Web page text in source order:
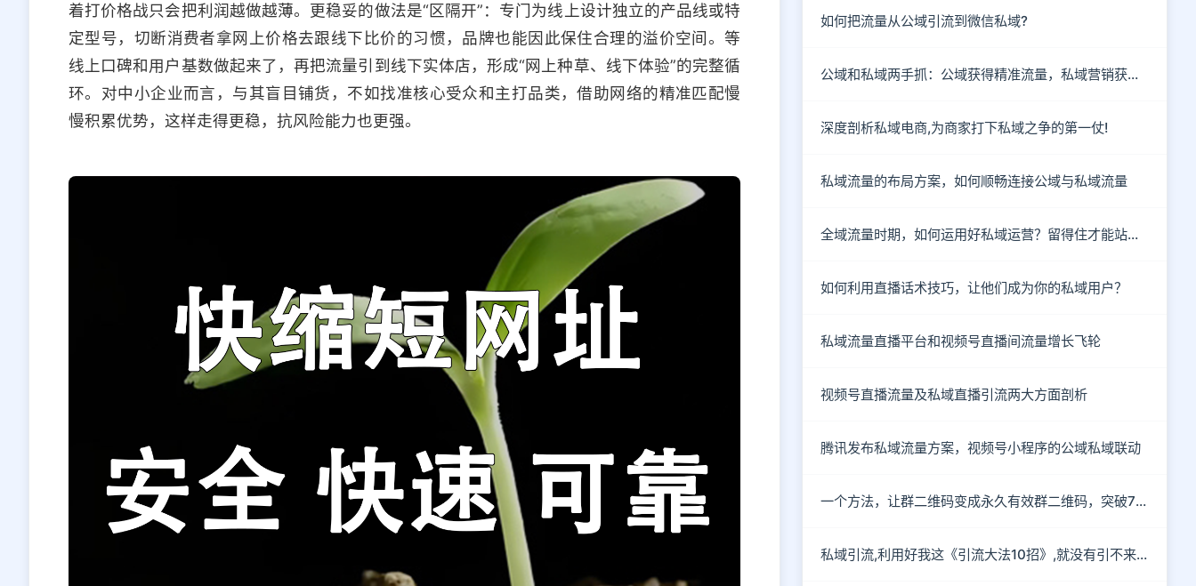
着打价格战只会把利润越做越薄。更稳妥的做法是“区隔开”：专门为线上设计独立的产品线或特
定型号，切断消费者拿网上价格去跟线下比价的习惯，品牌也能因此保住合理的溢价空间。等
线上口碑和用户基数做起来了，再把流量引到线下实体店，形成“网上种草、线下体验”的完整循
环。对中小企业而言，与其盲目铺货，不如找准核心受众和主打品类，借助网络的精准匹配慢
慢积累优势，这样走得更稳，抗风险能力也更强。
如何把流量从公域引流到微信私域?
公域和私域两手抓：公域获得精准流量，私域营销获客成单
深度剖析私域电商,为商家打下私域之争的第一仗!
私域流量的布局方案，如何顺畅连接公域与私域流量
全域流量时期，如何运用好私域运营？留得住才能站得住！
如何利用直播话术技巧，让他们成为你的私域用户？
私域流量直播平台和视频号直播间流量增长飞轮
视频号直播流量及私域直播引流两大方面剖析
腾讯发布私域流量方案，视频号小程序的公域私域联动
一个方法，让群二维码变成永久有效群二维码，突破7天的限制
私域引流,利用好我这《引流大法10招》,就没有引不来的流量!